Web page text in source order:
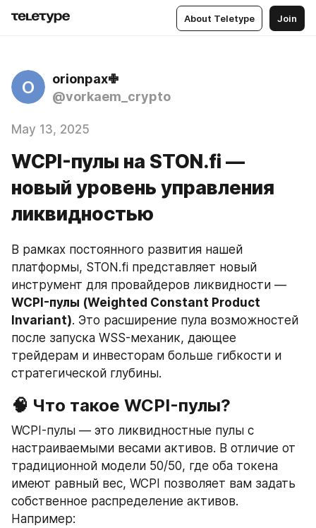
About Teletype Join
O
orionpax✙
@vorkaem_crypto
May 13, 2025
WCPI-пулы на STON.fi —
новый уровень управления
ликвидностью
В рамках постоянного развития нашей
платформы, STON.fi представляет новый
WCPI-пулы (Weighted Constant Product
Invariant). Это расширение пула возможностей
после запуска WSS-механик, дающее
трейдерам и инвесторам больше гибкости и
стратегической глубины.
🧠 Что такое WCPI-пулы?
WCPI-пулы — это ликвидностные пулы с
настраиваемыми весами активов. В отличие от
традиционной модели 50/50, где оба токена
имеют равный вес, WCPI позволяет вам задать
собственное распределение активов.
Например: